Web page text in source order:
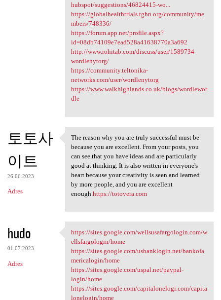
hubspot/suggestions/46824415-wo...
https://globalhealthtrials.tghn.org/community/me
mbers/748336/
https://forum.app.net/profile.aspx?
id=08db74109e7ead528a41638770a3a692
http://www.rohitab.com/discuss/user/1589734-
wordlenytorg/
https://community.teltonika-
networks.com/user/wordlenytorg
https://www.walkhighlands.co.uk/blogs/wordlewor
dle
토토사
이트
26.06.2023
Adres
The reason why you are truly
The reason why you are truly successful must be
because you are excellent. From your posts, you
can see that you have ideas and are particularly
good at thinking. It is also written in everyone's
heart because your creativity is seen and learned
by more people, and you are excellent
enough. https://totovera.com
hudo
01.07.2023
Adres
https://sites.google.com
https://sites.google.com/wellsusafargologin.com/w
ellsfargologin/home
https://sites.google.com/usbanklogin.net/bankofa
mericalogin/home
https://sites.google.com/uspal.net/paypal-
login/home
https://sites.google.com/capitalonelogi.com/capita
lonelogin/home